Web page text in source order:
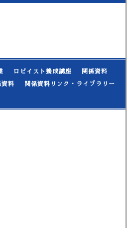
ロビイスト養成講座 関係資料
資料 関係資料リンク・ライブラリー